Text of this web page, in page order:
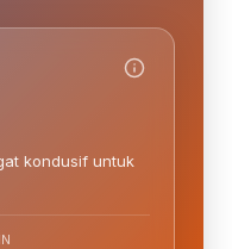
kondusif untuk